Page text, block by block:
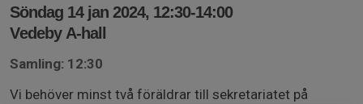
Söndag 14 jan 2024, 12:30-14:00
Vedeby A-hall
Samling: 12:30
Vi behöver minst två föräldrar till sekretariatet på